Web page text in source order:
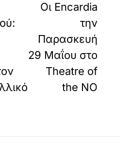
Οι Encardia
την
Παρασκευή
29 Μαΐου στο
Theatre of
the NO